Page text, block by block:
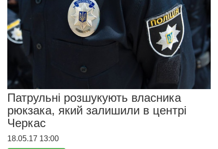
Патрульні розшукують власника
рюкзака, який залишили в центрі
Черкас
18.05.17 13:00